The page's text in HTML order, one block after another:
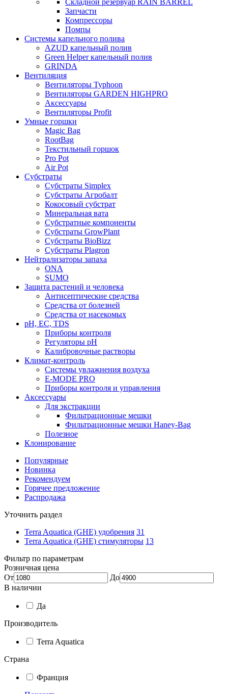
Складной резервуар RAIN BARREL
Запчасти
Компрессоры
Помпы
Системы капельного полива
AZUD капельный полив
Green Helper капельный полив
GRINDA
Вентиляция
Вентиляторы Typhoon
Вентиляторы GARDEN HIGHPRO
Аксессуары
Вентиляторы Profit
Умные горшки
Magic Bag
RootBag
Текстильный горшок
Pro Pot
Air Pot
Субстраты
Субстраты Simplex
Субстраты Агробалт
Кокосовый субстрат
Минеральная вата
Субстратные компоненты
Субстраты GrowPlant
Субстраты BioBizz
Субстраты Plagron
Нейтрализаторы запаха
ONA
SUMO
Защита растений и человека
Антисептические средства
Средства от болезней
Средства от насекомых
pH, EC, TDS
Приборы контроля
Регуляторы pH
Калибровочные растворы
Климат-контроль
Системы увлажнения воздуха
E-MODE PRO
Приборы контроля и управления
Аксессуары
Для экстракции
Фильтрационные мешки
Фильтрационные мешки Haney-Bag
Полезное
Клонирование
Популярные
Новинка
Рекомендуем
Горячее предложение
Распродажа
Уточнить раздел
Terra Aquatica (GHE) удобрения 31
Terra Aquatica (GHE) стимуляторы 13
Фильтр по параметрам
Розничная цена
От
До
В наличии
Да
Производитель
Terra Aquatica
Страна
Франция